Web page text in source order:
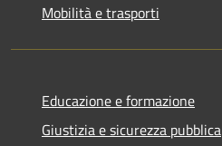
Mobilità e trasporti
Educazione e formazione
Giustizia e sicurezza pubblica